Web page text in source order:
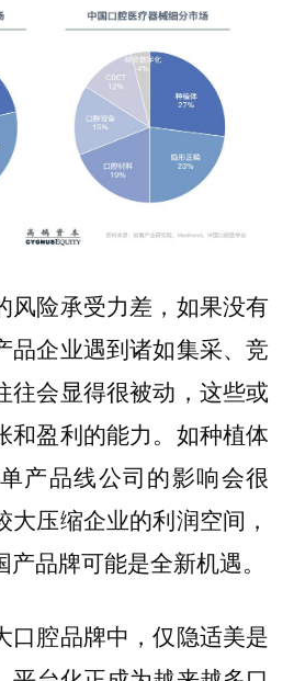
风险承受力差，如果没有
品企业遇到诸如集采、竞
往会显得很被动，这些或
和盈利的能力。如种植体
产品线公司的影响会很
压缩企业的利润空间，
品牌可能是全新机遇。
口腔品牌中，仅隐适美是